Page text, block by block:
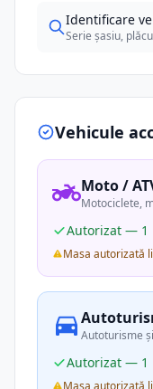
Identificare
Serie șasiu,
Vehicule
Moto /
Motociclete,
Autorizat — 1
Masa autorizată
Autoturisme
Autorizat — 1
Masa autorizată